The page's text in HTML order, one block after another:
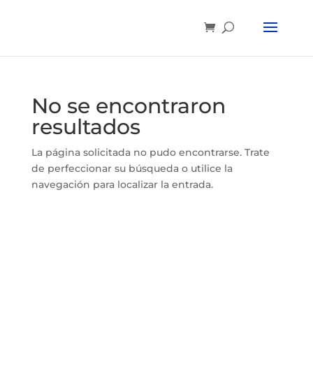
No se encontraron
resultados
La página solicitada no pudo encontrarse. Trate
de perfeccionar su búsqueda o utilice la
navegación para localizar la entrada.